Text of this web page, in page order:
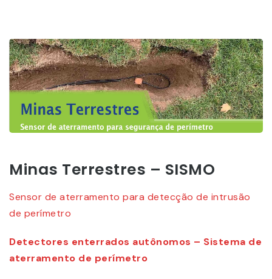
Minas Terrestres – SISMO
Sensor de aterramento para detecção de intrusão
de perímetro
Detectores enterrados autônomos – Sistema de
aterramento de perímetro